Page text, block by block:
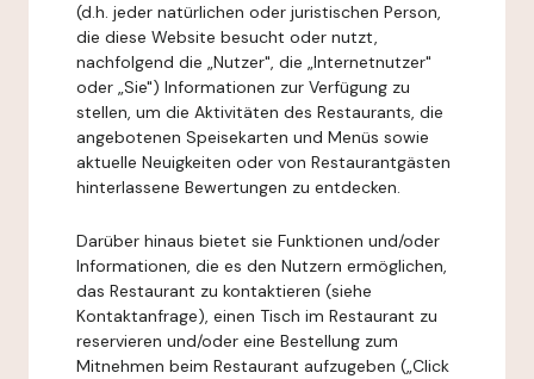
(d.h. jeder natürlichen oder juristischen Person,
die diese Website besucht oder nutzt,
nachfolgend die „Nutzer", die „Internetnutzer"
oder „Sie") Informationen zur Verfügung zu
stellen, um die Aktivitäten des Restaurants, die
angebotenen Speisekarten und Menüs sowie
aktuelle Neuigkeiten oder von Restaurantgästen
hinterlassene Bewertungen zu entdecken.
Darüber hinaus bietet sie Funktionen und/oder
Informationen, die es den Nutzern ermöglichen,
das Restaurant zu kontaktieren (siehe
Kontaktanfrage), einen Tisch im Restaurant zu
reservieren und/oder eine Bestellung zum
Mitnehmen beim Restaurant aufzugeben („Click